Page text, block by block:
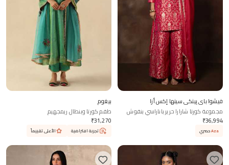
فيشوا باي پينكي سينها إكس أزا
مجموعة كورتا شارارا حرير باناراسي بنقوش
زهور
₹36,994
Azaحصري
بيغوم
طقم كورتا وبنطال ريمجهيم
₹31,270
تجربة افتراضية الأعلى تقييماً